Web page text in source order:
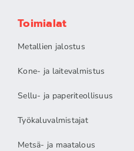
Toimialat
Metallien jalostus
Kone- ja laitevalmistus
Sellu- ja paperiteollisuus
Työkaluvalmistajat
Metsä- ja maatalous